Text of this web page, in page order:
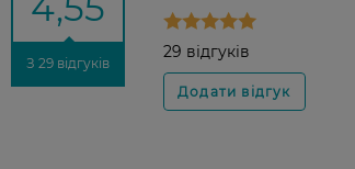
З 29 відгуків
29 відгуків